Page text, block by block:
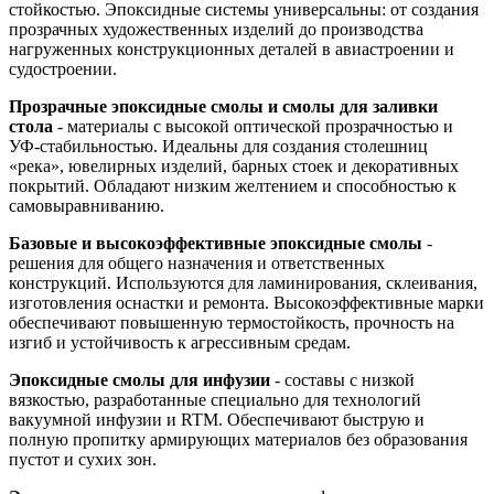
стойкостью. Эпоксидные системы универсальны: от создания
прозрачных художественных изделий до производства
нагруженных конструкционных деталей в авиастроении и
судостроении.
Прозрачные эпоксидные смолы и смолы для заливки
стола - материалы с высокой оптической прозрачностью и
УФ-стабильностью. Идеальны для создания столешниц
«река», ювелирных изделий, барных стоек и декоративных
покрытий. Обладают низким желтением и способностью к
самовыравниванию.
Базовые и высокоэффективные эпоксидные смолы -
решения для общего назначения и ответственных
конструкций. Используются для ламинирования, склеивания,
изготовления оснастки и ремонта. Высокоэффективные марки
обеспечивают повышенную термостойкость, прочность на
изгиб и устойчивость к агрессивным средам.
Эпоксидные смолы для инфузии - составы с низкой
вязкостью, разработанные специально для технологий
вакуумной инфузии и RTM. Обеспечивают быструю и
полную пропитку армирующих материалов без образования
пустот и сухих зон.